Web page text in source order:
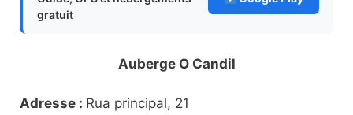
gratuit
Auberge O Candil
Adresse : Rua principal, 21